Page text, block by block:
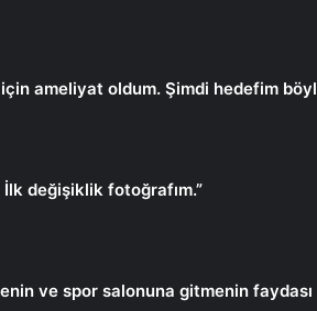
ameliyat oldum. Şimdi hedefim
değişiklik fotoğrafım.”
ve spor salonuna gitmenin